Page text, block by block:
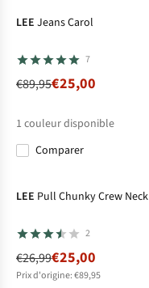
LEE Jeans Carol
7
€89,95€25,00
1 couleur disponible
Comparer
LEE Pull Chunky Crew Neck
2
€26,99€25,00
Prix d'origine: €89,95